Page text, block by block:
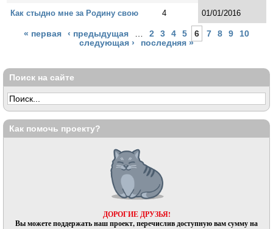
Как стыдно мне за Родину свою 4 01/01/2016
Страницы
« первая ‹ предыдущая 2 3 4 5 6 7 8 9
10
следующая ›
последняя »
Поиск на сайте
Как помочь проекту?
ДОРОГИЕ ДРУЗЬЯ!
Вы можете поддержать наш проект, перечислив доступную вам сумму на